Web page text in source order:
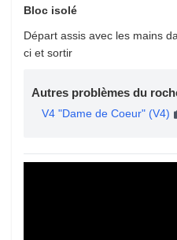
Bloc isolé
Départ assis avec les mains
ci et sortir
Autres problèmes du
V4 "Dame de Coeur" (V4)